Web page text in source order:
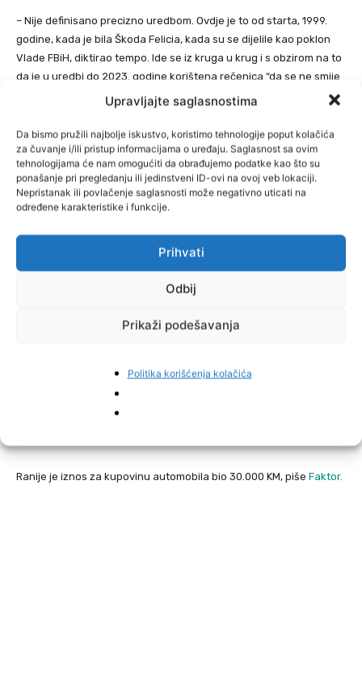
Upravljajte saglasnostima
Da bismo pružili najbolje iskustvo, koristimo tehnologije poput kolačića
za čuvanje i/ili pristup informacijama o uređaju. Saglasnost sa ovim
tehnologijama će nam omogućiti da obrađujemo podatke kao što su
ponašanje pri pregledanju ili jedinstveni ID-ovi na ovoj veb lokaciji.
Nepristanak ili povlačenje saglasnosti može negativno uticati na
određene karakteristike i funkcije.
Prihvati
Odbij
Prikaži podešavanja
Politika korišćenja kolačića
– Nije definisano precizno uredbom. Ovdje je to od starta, 1999.
godine, kada je bila Škoda Felicia, kada su se dijelile kao poklon
Vlade FBiH, diktirao tempo. Ide se iz kruga u krug i s obzirom na to
da je u uredbi do 2023. godine korištena rečenica “da se ne smije
otuđiti u roku od sedam godina”, onda se sa automatizmom
formirala neka vrsta percepcije kod korisnika da je država dužna
nama svakih sedam godina to ispoštovati. Međutim, to nije bilo
moguće. Sada smo došli do toga da otprilike razmak u godinama
je nekih devet godina kod korisnika – govori nam Aganović.
Kaže kako novac ne dobiju naruke.
– Korisnik prava dobije rješenje, a on sebi u autokući kod pravnog
lica nađe odgovarajuće vozilo, a Ministarstvo po tom rješenju na
račun te autokuće isplati novac. Ukoliko korisnik prava hoće da
snosi troškove. Iz tih 50 hiljada KM se mogu platiti i troškovi
Vozilo svako prilagođava prema sebi. U mom slučaju kad je
kvadriplegija u pitanju, ja ne mogu upravljati svojim vozilom i uvijek
mora neko moj voziti iz kuće ili šofer koga platim – kazao je
Ranije je iznos za kupovinu automobila bio 30.000 KM, piše Faktor.